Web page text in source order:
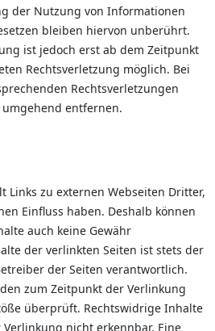
der Nutzung von Informationen
bleiben hiervon unberührt.
ist jedoch erst ab dem Zeitpunkt
Rechtsverletzung möglich. Bei
Rechtsverletzungen
entfernen.
Links zu externen Webseiten Dritter,
Einfluss haben. Deshalb können
auch keine Gewähr
der verlinkten Seiten ist stets der
der Seiten verantwortlich.
zum Zeitpunkt der Verlinkung
überprüft. Rechtswidrige Inhalte
nicht erkennbar. Eine